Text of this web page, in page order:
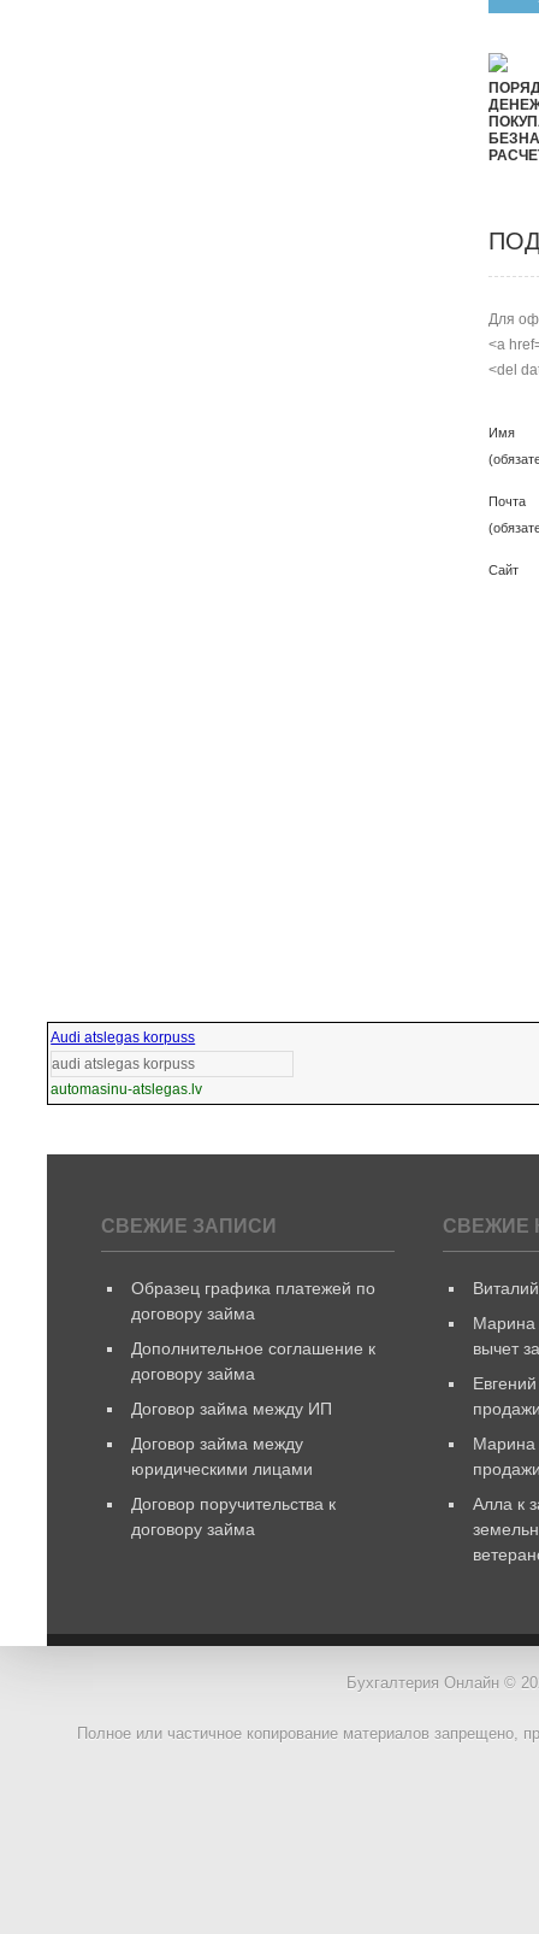
Для
<a
<del
Имя
Почта
Сайт
Audi atslegas korpuss
audi atslegas korpuss
automasinu-atslegas.lv
СВЕЖИЕ ЗАПИСИ
Образец графика платежей по
договору займа
Дополнительное соглашение к
договору займа
Договор займа между ИП
Договор займа между
юридическими лицами
Договор поручительства к
договору займа
СВЕЖИЕ
Виталий
Марина
вычет
Евгений
Марина
Алла к
Бухгалтерия Онлайн ©
Полное или частичное копирование материалов запрещено,